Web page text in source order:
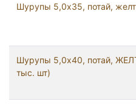
Шурупы 5,0x35, потай,
Шурупы 5,0x40, потай,
тыс. шт)